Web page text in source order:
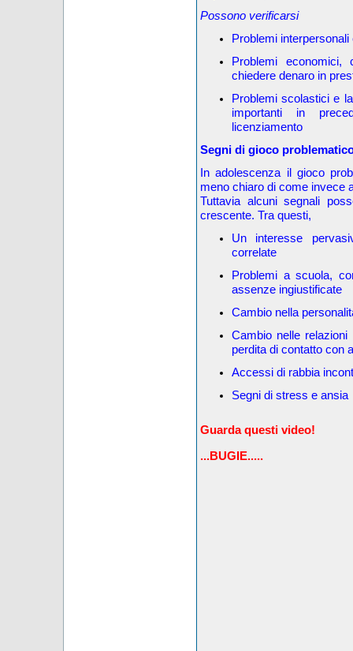
Possono verificarsi
Problemi
Problemi
chiedere denaro in
Problemi scolastici e
importanti in
licenziamento
Segni di gioco
In adolescenza il gioco
meno chiaro di come invece
Tuttavia alcuni segnali
crescente. Tra questi,
Un interesse
correlate
Problemi a scuola,
assenze ingiustificate
Cambio nella
Cambio nelle
perdita di contatto con
Accessi di rabbia
Segni di stress e ansia
Guarda questi video!
...BUGIE.....